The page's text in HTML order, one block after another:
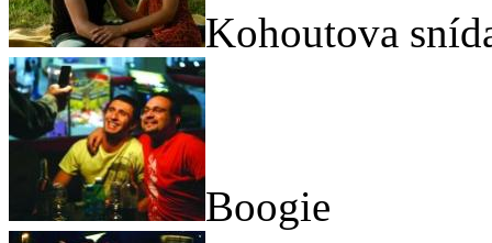
Kohoutova
Boogie